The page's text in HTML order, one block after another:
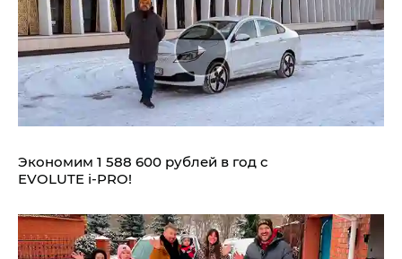
Экономим 1 588 600 рублей в год с
EVOLUTE i‑PRO!